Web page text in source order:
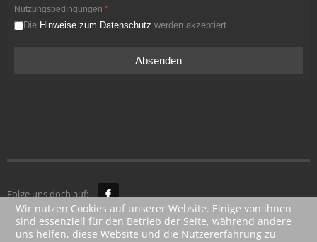
Nutzungsbedingungen *
Die Hinweise zum Datenschutz werden akzeptiert.
Absenden
Folge uns doch auf:
© 2014 -
2025
Wir nutzen Cookies auf unserer Website. Einige von ihnen
sind essenziell für den Betrieb der Seite, während andere
uns helfen, diese Website und die Nutzererfahrung zu